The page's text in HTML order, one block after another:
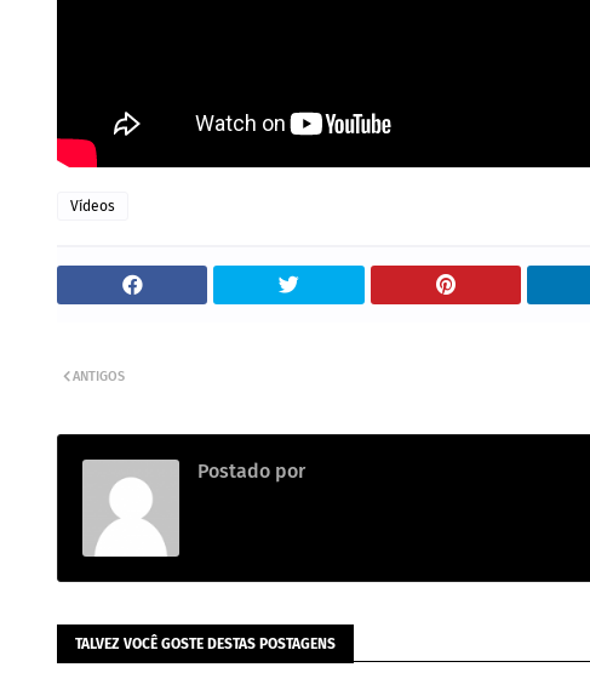
Vídeos
ANTIGOS
Postado por
TALVEZ VOCÊ GOSTE DESTAS POSTAGENS